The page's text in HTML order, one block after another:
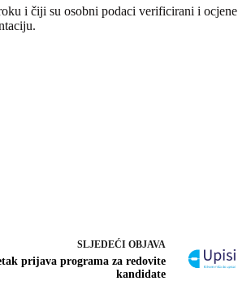
i čiji su osobni podaci verificirani i ocjene
SLJEDEĆI OBJAVA
prijava programa za redovite
kandidate